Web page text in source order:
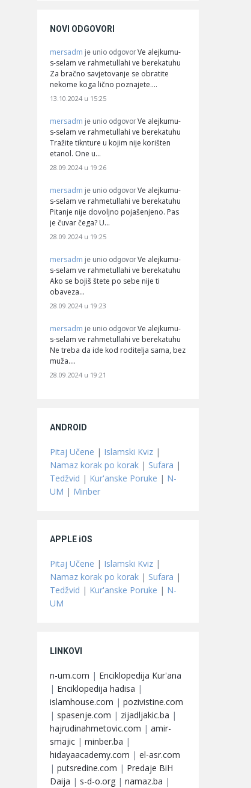
NOVI ODGOVORI
mersadm je unio odgovor Ve alejkumu-
s-selam ve rahmetullahi ve berekatuhu
Za bračno savjetovanje se obratite
nekome koga lično poznajete.…
13.10.2024 u 15:25
mersadm je unio odgovor Ve alejkumu-
s-selam ve rahmetullahi ve berekatuhu
Tražite tiknture u kojim nije korišten
etanol. One u…
28.09.2024 u 19:26
mersadm je unio odgovor Ve alejkumu-
s-selam ve rahmetullahi ve berekatuhu
Pitanje nije dovoljno pojašenjeno. Pas
je čuvar čega? U…
28.09.2024 u 19:25
mersadm je unio odgovor Ve alejkumu-
s-selam ve rahmetullahi ve berekatuhu
Ako se bojiš štete po sebe nije ti
obaveza…
28.09.2024 u 19:23
mersadm je unio odgovor Ve alejkumu-
s-selam ve rahmetullahi ve berekatuhu
Ne treba da ide kod roditelja sama, bez
muža.…
28.09.2024 u 19:21
ANDROID
Pitaj Učene | Islamski Kviz |
Namaz korak po korak | Sufara |
Tedžvid | Kur'anske Poruke | N-
UM | Minber
APPLE iOS
Pitaj Učene | Islamski Kviz |
Namaz korak po korak | Sufara |
Tedžvid | Kur'anske Poruke | N-
UM
LINKOVI
n-um.com | Enciklopedija Kur'ana
| Enciklopedija hadisa |
islamhouse.com | pozivistine.com
| spasenje.com | zijadljakic.ba |
hajrudinahmetovic.com | amir-
smajic | minber.ba |
hidayaacademy.com | el-asr.com
| putsredine.com | Predaje BiH
Daija | s-d-o.org | namaz.ba |